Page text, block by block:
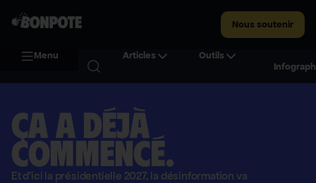
Nous soutenir
Menu Articles
Outils
Ça a déjà
commencé.
Et d'ici la présidentielle 2027, la désinformation va